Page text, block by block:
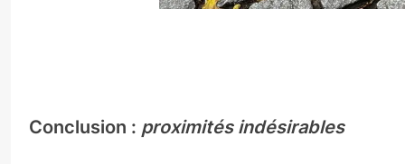
Conclusion : proximités indésirables